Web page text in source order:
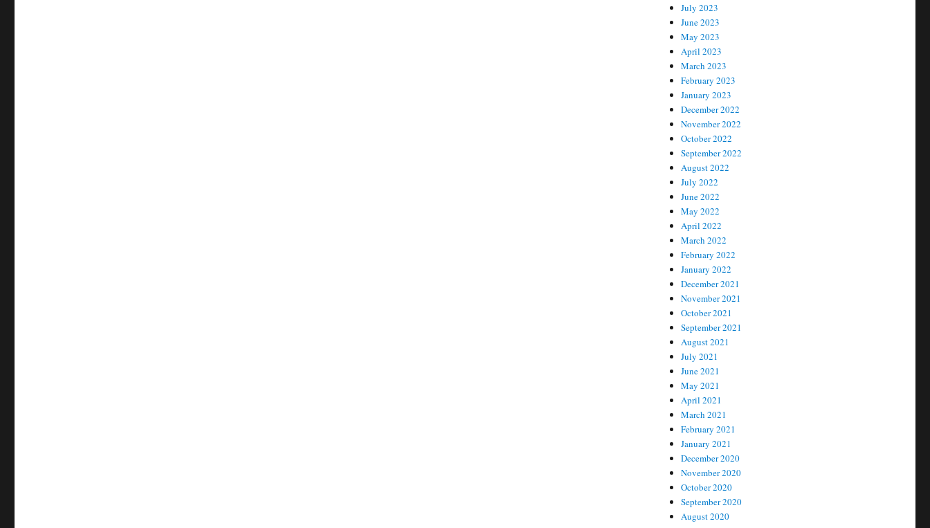
July 2023
June 2023
May 2023
April 2023
March 2023
February 2023
January 2023
December 2022
November 2022
October 2022
September 2022
August 2022
July 2022
June 2022
May 2022
April 2022
March 2022
February 2022
January 2022
December 2021
November 2021
October 2021
September 2021
August 2021
July 2021
June 2021
May 2021
April 2021
March 2021
February 2021
January 2021
December 2020
November 2020
October 2020
September 2020
August 2020